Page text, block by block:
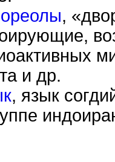
,
и др.
, язык